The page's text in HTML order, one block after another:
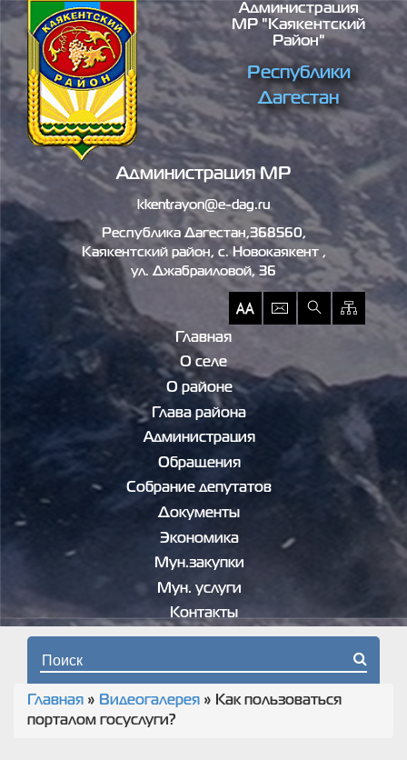
Перейти к основному содержаниюАдминистрация
МР "Каякентский
Район"
Республики
Дагестан
Администрация МР
kkentrayon@e-dag.ru
Республика Дагестан,368560,
Каякентский район, c. Новокаякент ,
ул. Джабраиловой, 36
Главная
О селе
О районе
Глава района
Администрация
Обращения
Собрание депутатов
Документы
Экономика
Мун.закупки
Мун. услуги
Контакты
Форма поиска
Вы здесь
Главная » Видеогалерея » Как пользоваться
порталом госуслуги?